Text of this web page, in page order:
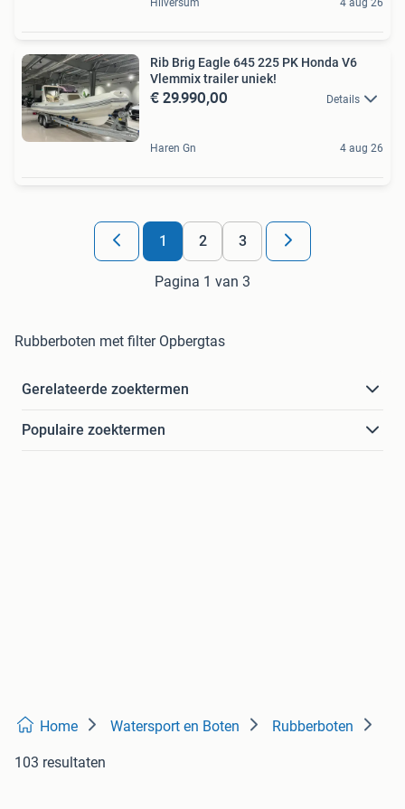
Hilversum 4 aug 26
Rib Brig Eagle 645 225 PK Honda V6
Vlemmix trailer uniek!
€ 29.990,00 Details
Haren Gn 4 aug 26
1 2 3
Pagina 1 van 3
Rubberboten met filter Opbergtas
Gerelateerde zoektermen
Populaire zoektermen
Home Watersport en Boten Rubberboten
103 resultaten